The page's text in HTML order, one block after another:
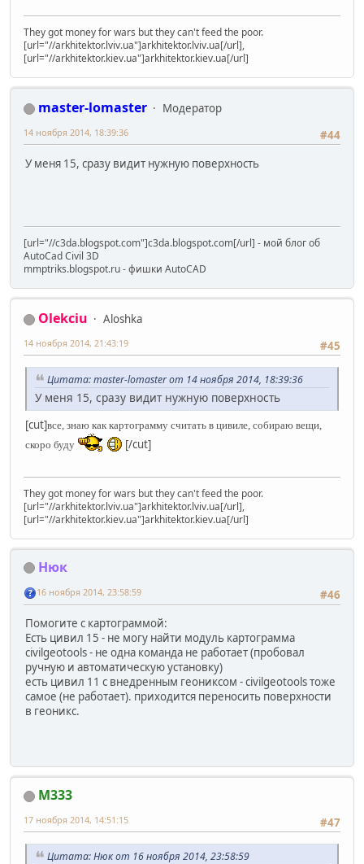
They got money for wars but they can't feed the poor.
[url="//arkhitektor.lviv.ua"]arkhitektor.lviv.ua[/url],
[url="//arkhitektor.kiev.ua"]arkhitektor.kiev.ua[/url]
master-lomaster
Модератор
#44
14 ноября 2014, 18:39:36
У меня 15, сразу видит нужную поверхность
[url="//c3da.blogspot.com"]c3da.blogspot.com[/url] - мой блог об
AutoCad Civil 3D
mmptriks.blogspot.ru - фишки AutoCAD
Olekciu
Aloshka
#45
14 ноября 2014, 21:43:19
Цитата: master-lomaster от 14 ноября 2014, 18:39:36
У меня 15, сразу видит нужную поверхность
[cut]все, знаю как картограмму считать в цивиле, собираю вещи,
скоро буду
[/cut]
They got money for wars but they can't feed the poor.
[url="//arkhitektor.lviv.ua"]arkhitektor.lviv.ua[/url],
[url="//arkhitektor.kiev.ua"]arkhitektor.kiev.ua[/url]
Нюк
#46
16 ноября 2014, 23:58:59
Помогите с картограммой:
Есть цивил 15 - не могу найти модуль картограмма
civilgeotools - не одна команда не работает (пробовал
ручную и автоматическую установку)
есть цивил 11 с внедренным геониксом - civilgeotools тоже
самое (не работает). приходится переносить поверхности
в геоникс.
M333
#47
17 ноября 2014, 14:51:15
Цитата: Нюк от 16 ноября 2014, 23:58:59